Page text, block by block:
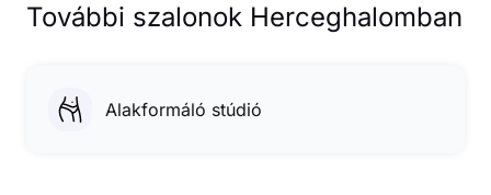
További szalonok Herceghalomban
Alakformáló stúdió